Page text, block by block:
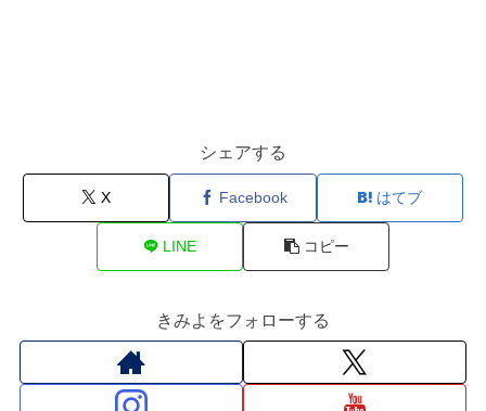
シェアする
X Facebook はてブ
LINE コピー
きみよをフォローする